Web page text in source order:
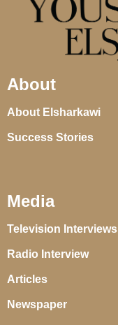
About
About Elsharkawi
Success Stories
Media
Television Interviews
Radio Interview
Articles
Newspaper